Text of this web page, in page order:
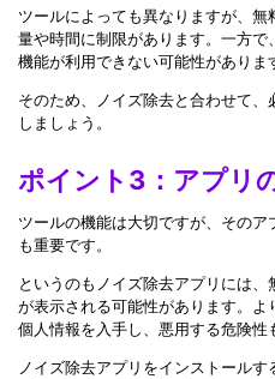
ツールによっても異なりますが、
量や時間に制限があります。一方
機能が利用できない可能性がありま
そのため、ノイズ除去と合わせて
しましょう。
ポイント3：アプリ
ツールの機能は大切ですが、その
も重要です。
というのもノイズ除去アプリには
が表示される可能性があります。
個人情報を入手し、悪用する危険性
ノイズ除去アプリをインストール